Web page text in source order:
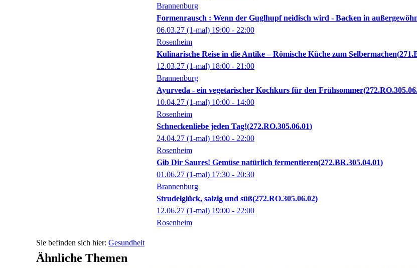
Brannenburg
Formenrausch : Wenn der Guglhupf neidisch wird - Backen in
06.03.27 (1-mal) 19:00 - 22:00
Rosenheim
Kulinarische Reise in die Antike – Römische Küche zum Selbermachen
12.03.27 (1-mal) 18:00 - 21:00
Brannenburg
Ayurveda - ein vegetarischer Kochkurs für den Frühsommer
10.04.27 (1-mal) 10:00 - 14:00
Rosenheim
Schneckenliebe jeden Tag! 272.RO.305.06.01
24.04.27 (1-mal) 19:00 - 22:00
Rosenheim
Gib Dir Saures! Gemüse natürlich fermentieren 272.BR.305.04.01
01.06.27 (1-mal) 17:30 - 20:30
Brannenburg
Strudelglück, salzig und süß 272.RO.305.06.02
12.06.27 (1-mal) 19:00 - 22:00
Rosenheim
Gesundheit
Ähnliche Themen